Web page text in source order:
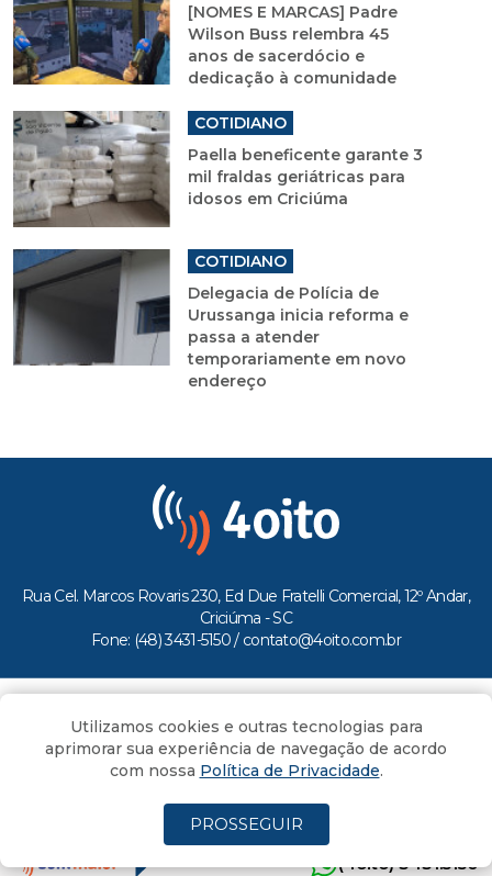
[NOMES E MARCAS] Padre
Wilson Buss relembra 45
anos de sacerdócio e
dedicação à comunidade
COTIDIANO
Paella beneficente garante 3
mil fraldas geriátricas para
idosos em Criciúma
COTIDIANO
Delegacia de Polícia de
Urussanga inicia reforma e
passa a atender
temporariamente em novo
endereço
Rua Cel. Marcos Rovaris 230, Ed Due Fratelli Comercial, 12º Andar,
Criciúma - SC
Fone: (48) 3431-5150 / contato@4oito.com.br
Todos os direitos reservados ao Portal 4oito
(4oito) 3431.5150
Utilizamos cookies e outras tecnologias para
aprimorar sua experiência de navegação de acordo
com nossa Política de Privacidade.
PROSSEGUIR